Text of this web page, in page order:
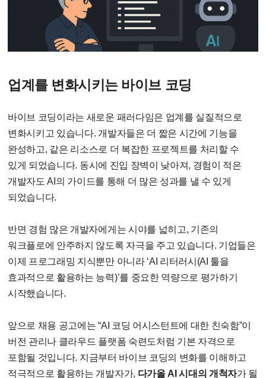
업계를 변화시키는 바이브 코딩
바이브 코딩이라는 새로운 패러다임은 업계를 실질적으로
변화시키고 있습니다. 개발자들은 더 짧은 시간에 기능을
완성하고, 같은 리소스로 더 복잡한 프로젝트를 처리할 수
있게 되었습니다. 동시에 진입 장벽이 낮아져, 경험이 적은
개발자도 AI 의 가이드를 통해 더 많은 성과를 낼 수 있게
되었습니다.
반면 경험 많은 개발자에게는 시야를 넓히고, 기존의
워크플로에 안주하지 않도록 자극을 주고 있습니다. 기업들은
이제 프로그래밍 지식뿐만 아니라 ‘AI 리터러시 (AI 툴을
효과적으로 활용하는 능력)’를 중요한 역량으로 평가하기
시작했습니다.
앞으로 채용 공고에는“AI 코딩 어시스턴트에 대한 친숙함”이
버전 관리나 클라우드 플랫폼 숙련도처럼 기본 자격으로
포함될 것입니다. 지금부터 바이브 코딩의 변화를 이해하고
적극적으로 활용하는 개발자가, 다가올AI시대의 개척자가 될